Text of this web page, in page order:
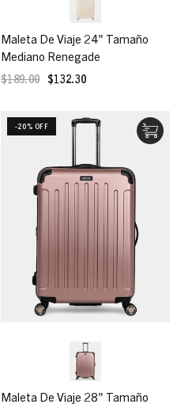
Maleta De Viaje 24" Tamaño
Mediano Renegade
$189.00 $132.30
-20% OFF
Maleta De Viaje 28" Tamaño